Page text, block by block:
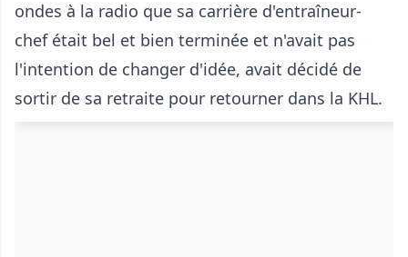
ondes à la radio que sa carrière d'entraîneur-
chef était bel et bien terminée et n'avait pas
l'intention de changer d'idée, avait décidé de
sortir de sa retraite pour retourner dans la KHL.